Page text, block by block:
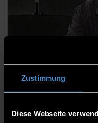
Zustimmung
Diese Webseite
Laboringenieur